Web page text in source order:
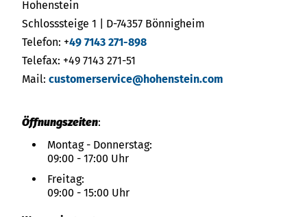
English
Việt Nam
Tiếng Việt
Indonesia
bahasa Indonesia
中国
English
Việt Nam
Tiếng Việt
Indonesia
bahasa Indonesia
中国
Termine
Hohenstein
Schlosssteige 1 | D-74357 Bönnigheim
Telefon: +49 7143 271-898
Telefax: +49 7143 271-51
Mail: customerservice@hohenstein.com
Öffnungszeiten:
Montag - Donnerstag:
09:00 - 17:00 Uhr
Freitag:
09:00 - 15:00 Uhr